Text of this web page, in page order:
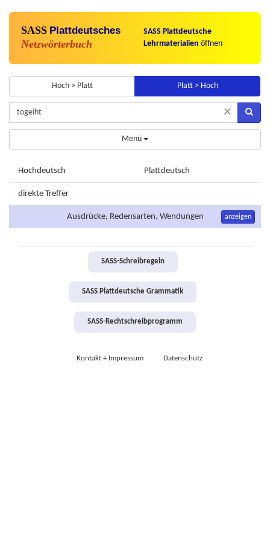
SASS Plattdeutsches
Netzwörterbuch
SASS Plattdeutsche
Lehrmaterialien öffnen
Hoch > Platt Platt > Hoch
×
Menü
Hochdeutsch Plattdeutsch
direkte Treffer
Ausdrücke, Redensarten, Wendungen anzeigen
SASS-Schreibregeln
SASS Plattdeutsche Grammatik
SASS-Rechtschreibprogramm
Kontakt + Impressum Datenschutz